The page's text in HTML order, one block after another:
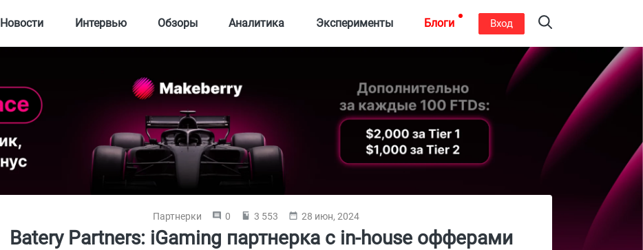
Новости Интервью Обзоры Аналитика Эксперименты Блоги Вход
Партнерки 0 3 553 28 июн, 2024
Batery Partners: iGaming партнерка с in-house офферами